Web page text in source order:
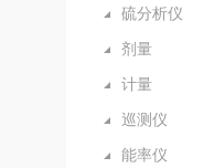
硫分析仪
剂量
计量
巡测仪
能率仪